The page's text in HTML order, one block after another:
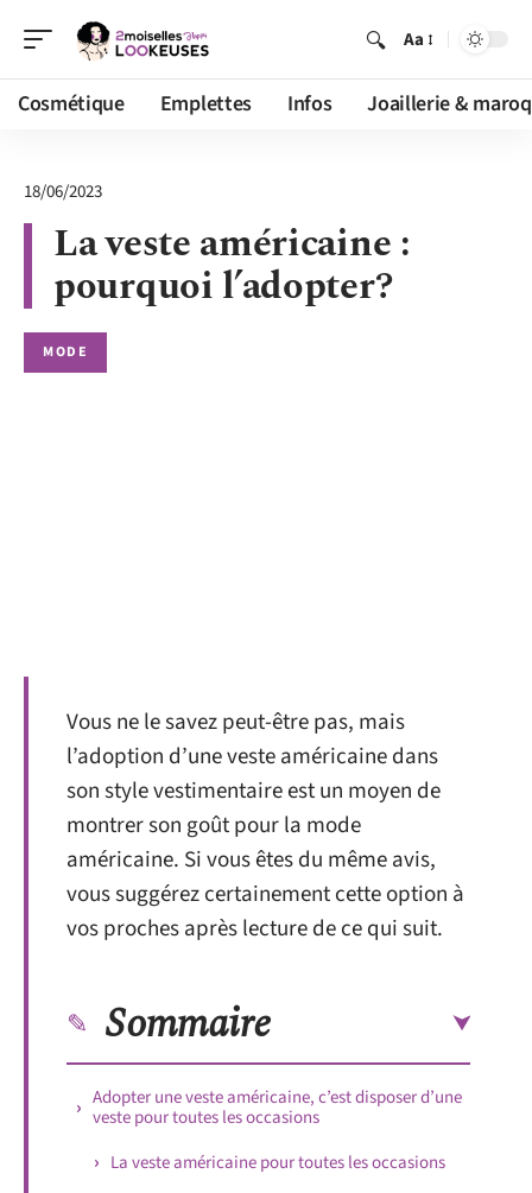
Aa
Cosmétique Emplettes Infos Joaillerie &
18/06/2023
La veste américaine :
pourquoi l’adopter?
MODE
Vous ne le savez peut-être pas, mais
l’adoption d’une veste américaine dans
son style vestimentaire est un moyen de
montrer son goût pour la mode
américaine. Si vous êtes du même avis,
vous suggérez certainement cette option à
vos proches après lecture de ce qui suit.
Sommaire
Adopter une veste américaine, c’est disposer d’une
veste pour toutes les occasions
La veste américaine pour toutes les occasions